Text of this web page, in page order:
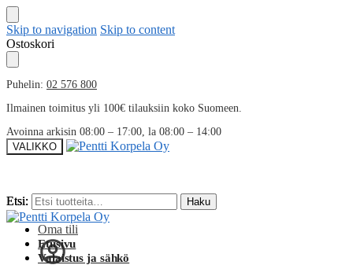
Skip to navigation Skip to content
Ostoskori
Puhelin: 02 576 800
Ilmainen toimitus yli 100€ tilauksiin koko Suomeen.
Avoinna arkisin 08:00 – 17:00, la 08:00 – 14:00
VALIKKO
Etsi: Haku
Oma tili
Etsi: Haku
Etusivu
Valaistus ja sähkö